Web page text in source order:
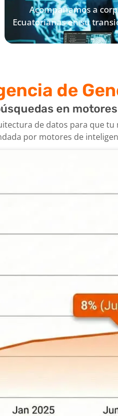
Acompañamos a
Ecuatorianas en su
generativa.
personalizado para
de
en
de datos para que tu
por motores de